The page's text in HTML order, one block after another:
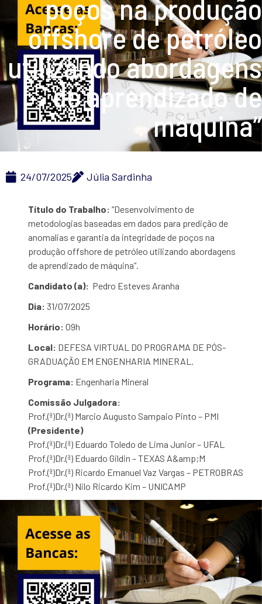
poços na produção
offshore de petróleo
utilizando abordagens
de aprendizado de
máquina”
24/07/2025 Júlia Sardinha
Título do Trabalho: “Desenvolvimento de
metodologias baseadas em dados para predição de
anomalias e garantia da integridade de poços na
produção offshore de petróleo utilizando abordagens
de aprendizado de máquina”.
Candidato (a): Pedro Esteves Aranha
Dia: 31/07/2025
Horário: 09h
Local: DEFESA VIRTUAL DO PROGRAMA DE PÓS-
GRADUAÇÃO EM ENGENHARIA MINERAL.
Programa: Engenharia Mineral
Comissão Julgadora:
Prof.(ª)Dr.(ª) Marcio Augusto Sampaio Pinto – PMI
(Presidente)
Prof.(ª)Dr.(ª) Eduardo Toledo de Lima Junior – UFAL
Prof.(ª)Dr.(ª) Eduardo Gildin – TEXAS A&amp;M
Prof.(ª)Dr.(ª) Ricardo Emanuel Vaz Vargas – PETROBRAS
Prof.(ª)Dr.(ª) Nilo Ricardo Kim – UNICAMP